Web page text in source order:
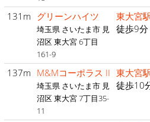
131m グリーンハイツ
埼玉県 さいたま市 見
沼区 東大宮 6丁目
161-9
東大宮
徒歩9分
137m M&Mコーポラス II
埼玉県 さいたま市 見
沼区 東大宮 7丁目35-
11
東大宮
徒歩10